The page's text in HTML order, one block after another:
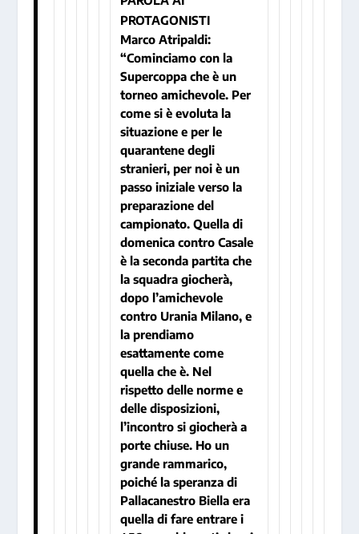
PROTAGONISTI
Marco Atripaldi:
“Cominciamo con la
Supercoppa che è un
torneo amichevole. Per
come si è evoluta la
situazione e per le
quarantene degli
stranieri, per noi è un
passo iniziale verso la
preparazione del
campionato. Quella di
domenica contro Casale
è la seconda partita che
la squadra giocherà,
dopo l’amichevole
contro Urania Milano, e
la prendiamo
esattamente come
quella che è. Nel
rispetto delle norme e
delle disposizioni,
l’incontro si giocherà a
porte chiuse. Ho un
grande rammarico,
poiché la speranza di
Pallacanestro Biella era
quella di fare entrare i